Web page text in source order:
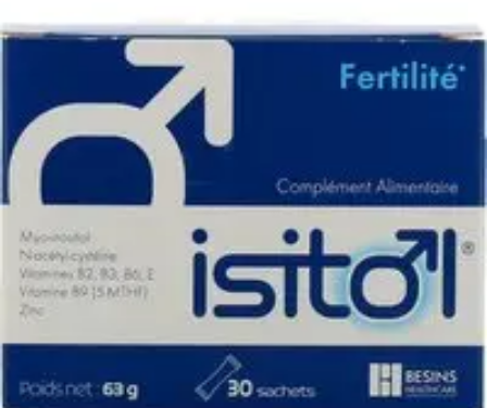
Abrigos y ChaquetasEstilos de ModaTendenciasConsejos de
Estilos y Atuendos
Moda Hombre